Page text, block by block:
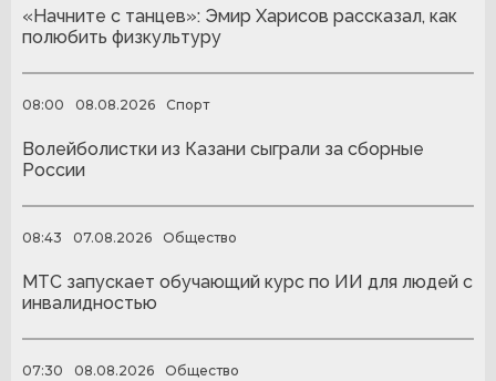
«Начните с танцев»: Эмир Харисов рассказал, как
полюбить физкультуру
08:00 08.08.2026 Спорт
Волейболистки из Казани сыграли за сборные
России
08:43 07.08.2026 Общество
МТС запускает обучающий курс по ИИ для людей с
инвалидностью
07:30 08.08.2026 Общество